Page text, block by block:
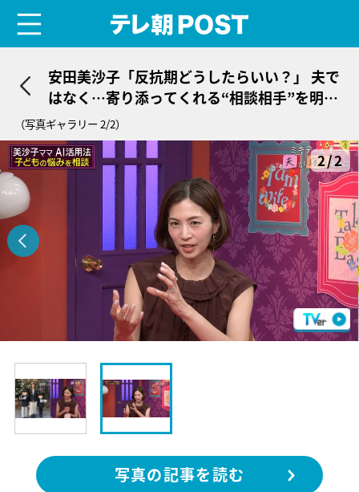
安田美沙子「反抗期どうしたらいい？」 夫で
はなく…寄り添ってくれる“相談相手”を明か
す
（写真ギャラリー 2/2）
2/2
写真の記事を読む